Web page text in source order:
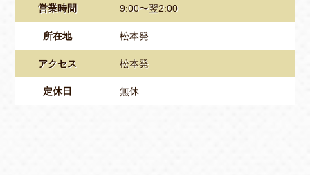
営業時間 9:00〜翌2:00
所在地 松本発
アクセス 松本発
定休日 無休